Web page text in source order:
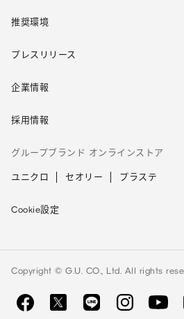
推奨環境
プレスリリース
企業情報
採用情報
グループブランド オンラインストア
ユニクロ セオリー プラステ
Cookie設定
Copyright © G.U. CO., Ltd. All rights